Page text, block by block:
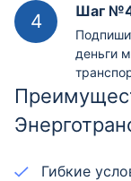
Шаг
деньги
Гибкие